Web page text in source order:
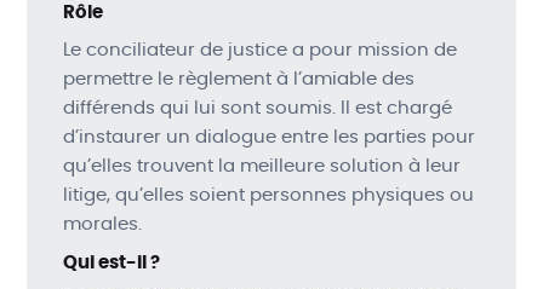
Rôle
Le conciliateur de justice a pour mission de
permettre le règlement à l’amiable des
différends qui lui sont soumis. Il est chargé
d’instaurer un dialogue entre les parties pour
qu’elles trouvent la meilleure solution à leur
litige, qu’elles soient personnes physiques ou
morales.
Qui est-il ?